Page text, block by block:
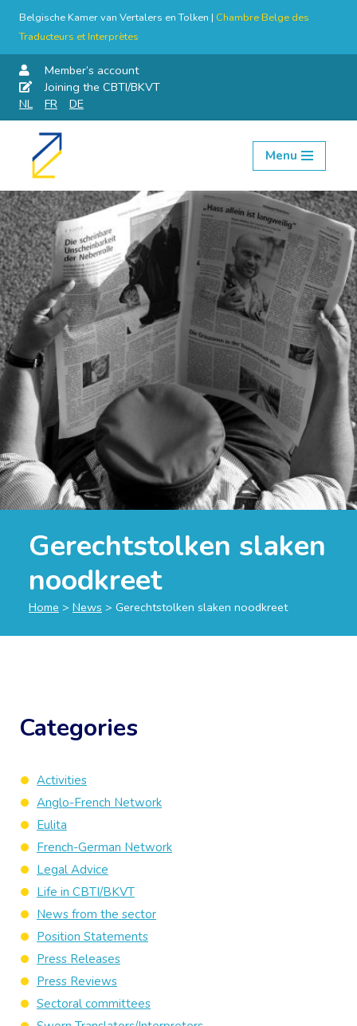
Belgische Kamer van Vertalers en Tolken | Chambre Belge des
Traducteurs et Interprètes
Member’s account
Joining the CBTI/BKVT
NL
FR DE
Skip
content
Menu
Gerechtstolken slaken
noodkreet
Home > News > Gerechtstolken slaken noodkreet
Categories
Activities
Anglo-French Network
Eulita
French-German Network
Legal Advice
Life in CBTI/BKVT
News from the sector
Position Statements
Press Releases
Press Reviews
Sectoral committees